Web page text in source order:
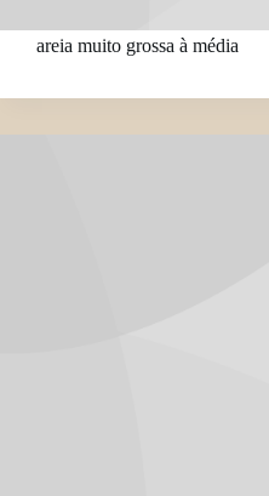
areia muito grossa à média